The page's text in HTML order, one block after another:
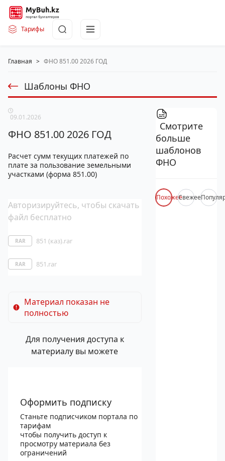
Тарифы
Главная > ФНО 851.00 2026 ГОД
Шаблоны ФНО
09.01.2026
ФНО 851.00 2026 ГОД
Расчет сумм текущих платежей по
плате за пользование земельными
участками (форма 851.00)
Авторизируйтесь, чтобы скачать
файл бесплатно
RAR 851 (каз).rar
RAR 851.rar
Материал показан не
полностью
Для получения доступа к
материалу вы можете
Оформить подписку
Станьте подписчиком портала по
тарифам
чтобы получить доступ к
просмотру материала без
ограничений
Смотрите
больше
шаблонов
ФНО
ПохожееСвежее